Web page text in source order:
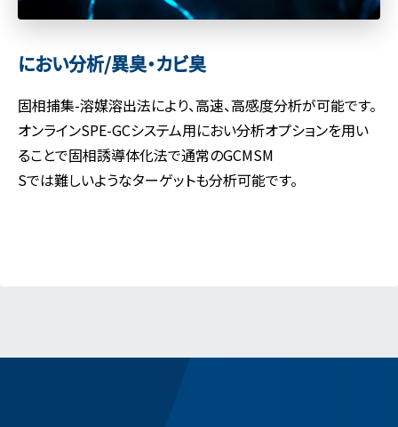
におい分析/異臭・カビ臭
固相捕集-溶媒溶出法により、高速、高感度分析が可能です。
オンラインSPE-GCシステム用におい分析オプションを用い
ることで固相誘導体化法で通常のGCMSM
Sでは難しいようなターゲットも分析可能です。